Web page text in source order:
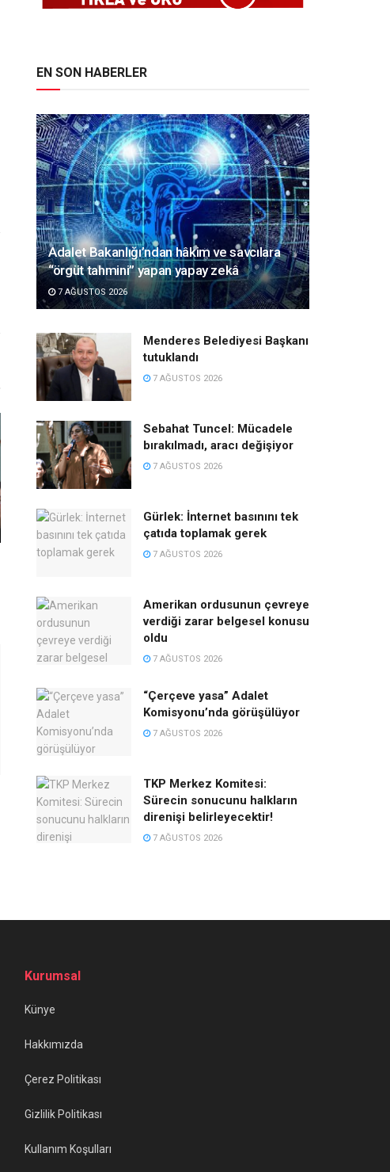
EN SON HABERLER
Adalet Bakanlığı’ndan hâkim ve savcılara
“örgüt tahmini” yapan yapay zekâ
7 AĞUSTOS 2026
Menderes Belediyesi Başkanı
tutuklandı
7 AĞUSTOS 2026
Sebahat Tuncel: Mücadele
bırakılmadı, aracı değişiyor
7 AĞUSTOS 2026
Gürlek: İnternet basınını tek
çatıda toplamak gerek
7 AĞUSTOS 2026
Amerikan ordusunun çevreye
verdiği zarar belgesel konusu
oldu
7 AĞUSTOS 2026
“Çerçeve yasa” Adalet
Komisyonu’nda görüşülüyor
7 AĞUSTOS 2026
TKP Merkez Komitesi:
Sürecin sonucunu halkların
direnişi belirleyecektir!
7 AĞUSTOS 2026
Kurumsal
Künye
Hakkımızda
Çerez Politikası
Gizlilik Politikası
Kullanım Koşulları